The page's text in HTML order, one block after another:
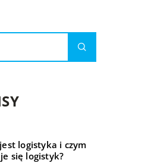
logistyka i czym
się logistyk?